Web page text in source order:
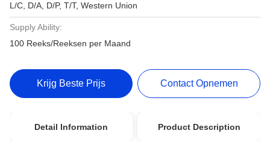
L/C, D/A, D/P, T/T, Western Union
Supply Ability:
100 Reeks/Reeksen per Maand
Krijg Beste Prijs Contact Opnemen
Detail Information Product Description